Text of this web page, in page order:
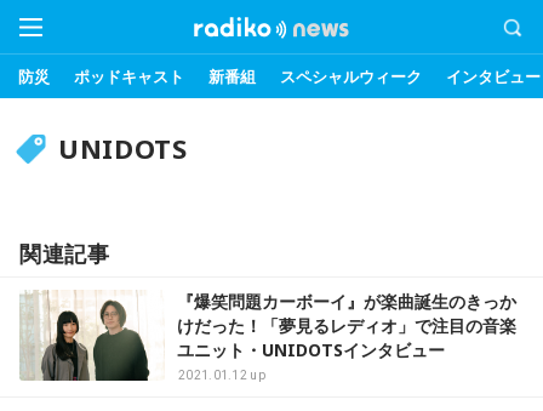
防災 ポッドキャスト 新番組 スペシャルウィーク インタビュー
UNIDOTS
関連記事
『爆笑問題カーボーイ』が楽曲誕生のきっか
けだった！「夢見るレディオ」で注目の音楽
ユニット・UNIDOTSインタビュー
2021.01.12 up